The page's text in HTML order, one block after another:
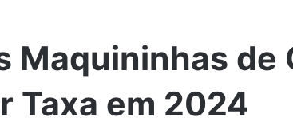
Maquininhas de
Taxa em 2024